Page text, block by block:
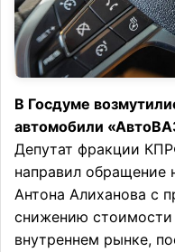
В Госдуме
автомобили
Депутат фракции
направил обращение
Антона Алиханова с
снижению стоимости
внутреннем рынке,